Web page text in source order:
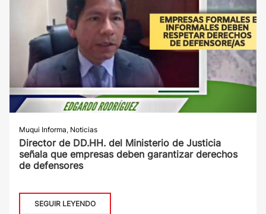
Muqui Informa, Noticias
Director de DD.HH. del Ministerio de Justicia
señala que empresas deben garantizar derechos
de defensores
SEGUIR LEYENDO